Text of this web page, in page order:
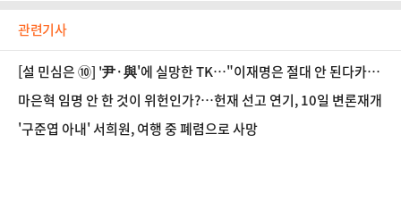
관련기사
[설 민심은 ⑩] '尹·與'에 실망한 TK…"이재명은 절대 안 된다카
이" 한목소리
마은혁 임명 안 한 것이 위헌인가?…헌재 선고 연기, 10일 변론재개
'구준엽 아내' 서희원, 여행 중 폐렴으로 사망